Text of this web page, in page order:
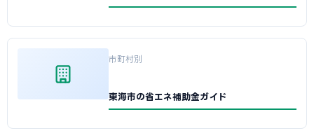
市町村別
東海市の省エネ補助金ガイド